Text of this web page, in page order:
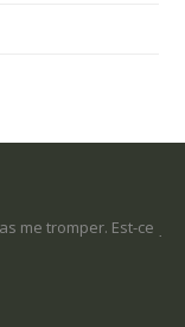
dans la vie :